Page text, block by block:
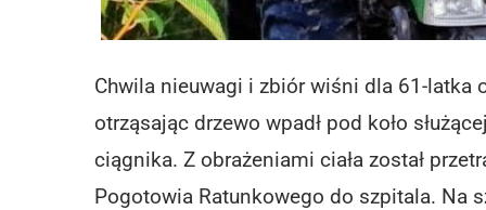
Chwila nieuwagi i zbiór wiśni dla 61-latka
otrząsając drzewo wpadł pod koło
ciągnika. Z obrażeniami ciała został
Pogotowia Ratunkowego do szpitala. Na